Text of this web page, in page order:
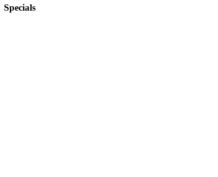
Specials